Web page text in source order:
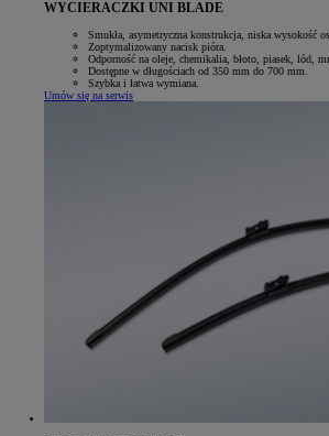
WYCIERACZKI UNI BLADE
Smukła, asymetryczna konstrukcja, niska wysokość
Zoptymalizowany nacisk pióra.
Odporność na oleje, chemikalia, błoto, piasek, lód,
Dostępne w długościach od 350 mm do 700 mm.
Szybka i łatwa wymiana.
Umów się na serwis